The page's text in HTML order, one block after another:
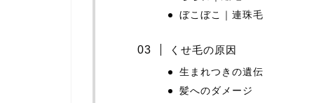
ぼこぼこ｜連珠毛
くせ毛の原因
生まれつきの遺伝
髪へのダメージ